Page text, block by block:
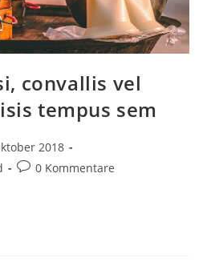
convallis vel
tempus sem
2018
0 Kommentare